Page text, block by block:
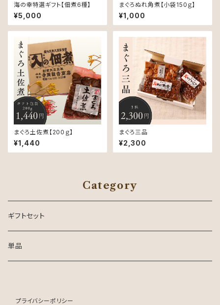
海の幸特選ギフト【佃煮6種】
¥5,000
まぐろぬれ角煮【小袋150ｇ】
¥1,000
まぐろ土佐煮【200ｇ】
¥1,440
まぐろ三品
¥2,300
Category
ギフトセット
単品
プライバシーポリシー